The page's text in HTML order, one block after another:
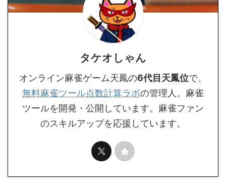
タケオしゃん
オンライン麻雀ゲーム天鳳の6代目天鳳位で、
無料麻雀ツール点数計算ラボの管理人。麻雀
ツールを開発・公開しています。麻雀ファン
のスキルアップを応援しています。